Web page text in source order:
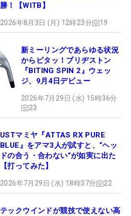
勝！【WITB】
2026年8月3日 (月) 12時23分 19
新ミーリングであらゆる状況
からピタッ！ブリヂストン
『BITING SPIN 2』ウェッ
ジ、9月4日デビュー
2026年7月29日 (水) 15時36分
23
USTマミヤ『ATTAS RX PURE
BLUE』をアマ3人が試すと、“ヘッ
ドの合う・合わない”が如実に出た
【打ってみた】
2026年7月29日 (水) 18時37分 22
テックウインドが競技で使えない高